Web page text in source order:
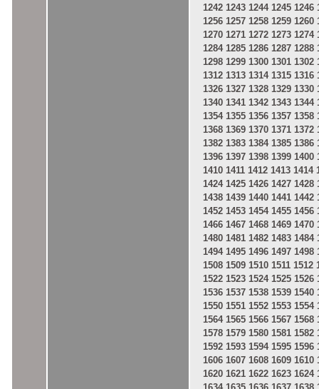
1242 1243 1244 1245 1246
1256 1257 1258 1259 1260
1270 1271 1272 1273 1274
1284 1285 1286 1287 1288
1298 1299 1300 1301 1302
1312 1313 1314 1315 1316
1326 1327 1328 1329 1330
1340 1341 1342 1343 1344
1354 1355 1356 1357 1358
1368 1369 1370 1371 1372
1382 1383 1384 1385 1386
1396 1397 1398 1399 1400
1410 1411 1412 1413 1414
1424 1425 1426 1427 1428
1438 1439 1440 1441 1442
1452 1453 1454 1455 1456
1466 1467 1468 1469 1470
1480 1481 1482 1483 1484
1494 1495 1496 1497 1498
1508 1509 1510 1511 1512
1522 1523 1524 1525 1526
1536 1537 1538 1539 1540
1550 1551 1552 1553 1554
1564 1565 1566 1567 1568
1578 1579 1580 1581 1582
1592 1593 1594 1595 1596
1606 1607 1608 1609 1610
1620 1621 1622 1623 1624